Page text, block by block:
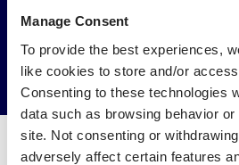
Manage Consent
To provide the best experiences,
like cookies to store and/or
Consenting to these technologies
data such as browsing behavior
site. Not consenting or
adversely affect certain features
→ Ga van start
Verminder je CO2 uitstoot